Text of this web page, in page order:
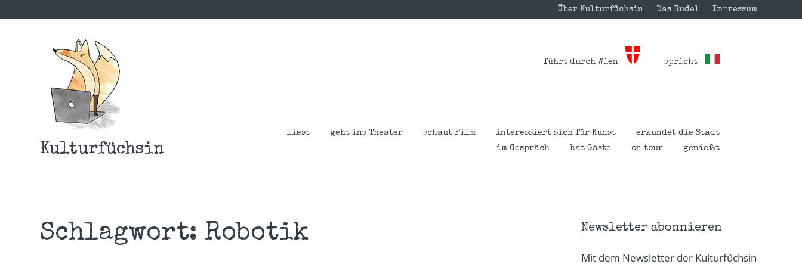
Über Kulturfüchsin Das Rudel Impressum
Kulturfüchsin
führt durch Wien spricht
liest geht ins Theater schaut Film interessiert sich für Kunst
erkundet die Stadt
im Gespräch
hat Gäste on tour genießt
Schlagwort: Robotik Newsletter abonnieren
Mit dem Newsletter der Kulturfüchsin